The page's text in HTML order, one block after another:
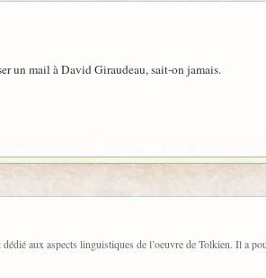
un mail à David Giraudeau, sait-on jamais.
dédié aux aspects linguistiques de l’oeuvre de Tolkien. Il a